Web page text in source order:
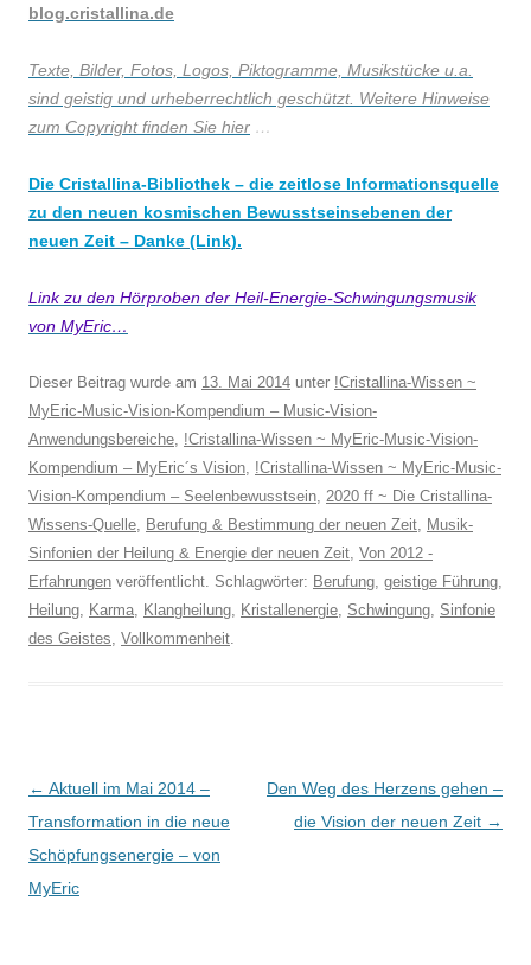
blog.cristallina.de
Texte, Bilder, Fotos, Logos, Piktogramme, Musikstücke u.a.
sind geistig und urheberrechtlich geschützt. Weitere Hinweise
zum Copyright finden Sie hier …
Die Cristallina-Bibliothek – die zeitlose Informationsquelle
zu den neuen kosmischen Bewusstseinsebenen der
neuen Zeit – Danke (Link).
Link zu den Hörproben der Heil-Energie-Schwingungsmusik
von MyEric…
Dieser Beitrag wurde am 13. Mai 2014 unter !Cristallina-Wissen ~
MyEric-Music-Vision-Kompendium – Music-Vision-
Anwendungsbereiche, !Cristallina-Wissen ~ MyEric-Music-Vision-
Kompendium – MyEric´s Vision, !Cristallina-Wissen ~ MyEric-Music-
Vision-Kompendium – Seelenbewusstsein, 2020 ff ~ Die Cristallina-
Wissens-Quelle, Berufung & Bestimmung der neuen Zeit, Musik-
Sinfonien der Heilung & Energie der neuen Zeit, Von 2012 -
Erfahrungen veröffentlicht. Schlagwörter: Berufung, geistige Führung,
Heilung, Karma, Klangheilung, Kristallenergie, Schwingung, Sinfonie
des Geistes, Vollkommenheit.
Beitragsnavigation
← Aktuell im Mai 2014 –
Transformation in die neue
Schöpfungsenergie – von
MyEric
Den Weg des Herzens gehen –
die Vision der neuen Zeit →